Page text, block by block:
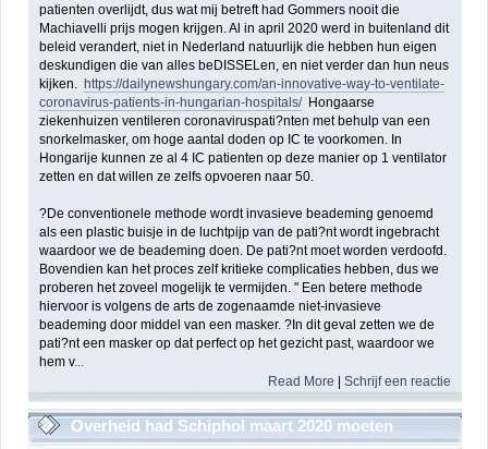
patienten overlijdt, dus wat mij betreft had Gommers nooit die
Machiavelli prijs mogen krijgen. Al in april 2020 werd in buitenland dit
beleid verandert, niet in Nederland natuurlijk die hebben hun eigen
deskundigen die van alles beDISSELen, en niet verder dan hun neus
kijken. https://dailynewshungary.com/an-innovative-way-to-ventilate-
coronavirus-patients-in-hungarian-hospitals/Hongaarse
ziekenhuizen ventileren coronaviruspati?nten met behulp van een
snorkelmasker, om hoge aantal doden op IC te voorkomen. In
Hongarije kunnen ze al 4 IC patienten op deze manier op 1 ventilator
zetten en dat willen ze zelfs opvoeren naar 50.
?De conventionele methode wordt invasieve beademing genoemd
als een plastic buisje in de luchtpijp van de pati?nt wordt ingebracht
waardoor we de beademing doen. De pati?nt moet worden verdoofd.
Bovendien kan het proces zelf kritieke complicaties hebben, dus we
proberen het zoveel mogelijk te vermijden. " Een betere methode
hiervoor is volgens de arts de zogenaamde niet-invasieve
beademing door middel van een masker. ?In dit geval zetten we de
pati?nt een masker op dat perfect op het gezicht past, waardoor we
hem v...
Read More |Schrijf een reactie
Overheid had Schiphol maart 2020 moeten